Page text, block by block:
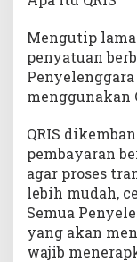
Mengutip
penyatuan
menggunakan
QRIS
pembayaran
agar proses
lebih mudah,
Semua
yang akan
wajib